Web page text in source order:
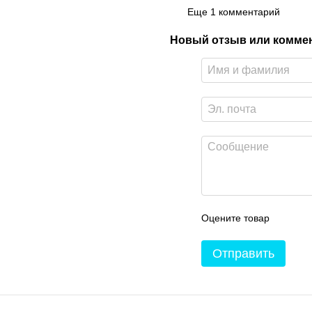
Керамические панели
стильный дизайн и
Еще 1 комментарий
Новый отзыв или
Оцените товар
Отправить